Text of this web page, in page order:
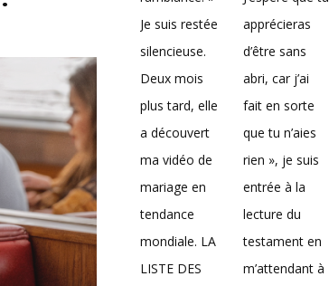
Je suis restée
silencieuse.
Deux mois
plus tard, elle
a découvert
ma vidéo de
mariage en
tendance
mondiale. LA
LISTE DES
apprécieras
d’être sans
abri, car j’ai
fait en sorte
que tu n’aies
rien », je suis
entrée à la
lecture du
testament en
m’attendant à